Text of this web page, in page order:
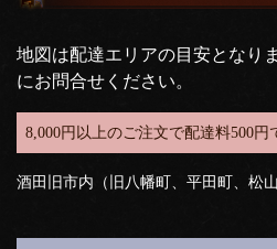
地図は配達エリアの目安となり
にお問合せください。
8,000円以上のご注文で配達料500円
酒田旧市内（旧八幡町、平田町、松山